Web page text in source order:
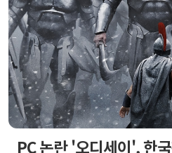
PC 논란 '오디세이', 한